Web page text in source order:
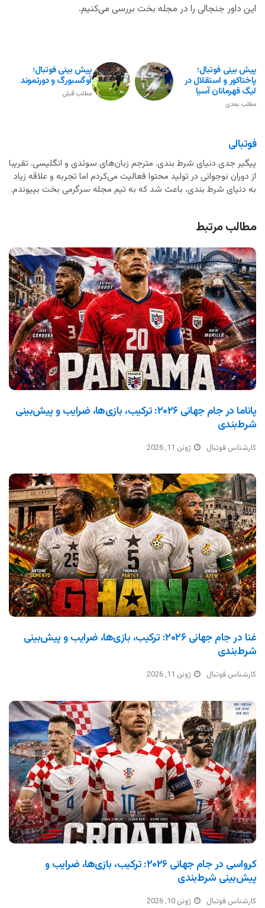
این داور جنجالی را در مجله بخت بررسی می‌کنیم.
پیش بینی فوتبال؛
آوگسبورگ و دورتموند
مطلب قبلی
پیش بینی فوتبال؛
پاختاکور و استقلال در
لیگ قهرمانان آسیا
مطلب بعدی
فوتبالی
پیگیر جدی دنیای شرط بندی. مترجم زبان‌های سوئدی و انگلیسی. تقریبا
از دوران نوجوانی در تولید محتوا فعالیت می‌کردم اما تجربه و علاقه زیاد
به دنیای شرط بندی، باعث شد که به تیم مجله سرگرمی بخت بپیوندم.
مطالب مرتبط
پاناما در جام جهانی ۲۰۲۶: ترکیب، بازی‌ها، ضرایب و پیش‌بینی
شرط‌بندی
کارشناس فوتبال ژوئن 11, 2026
غنا در جام جهانی ۲۰۲۶: ترکیب، بازی‌ها، ضرایب و پیش‌بینی
شرط‌بندی
کارشناس فوتبال ژوئن 11, 2026
کرواسی در جام جهانی ۲۰۲۶: ترکیب، بازی‌ها، ضرایب و
پیش‌بینی شرط‌بندی
کارشناس فوتبال ژوئن 10, 2026